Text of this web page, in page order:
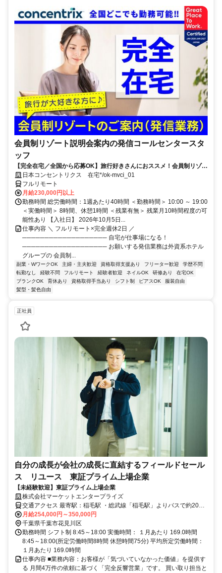
会員制リゾート説明会案内の発信コールセンタースタ
ッフ
【完全在宅／全国から応募OK】旅行好きさんにおススメ！会員制リゾー
トのご案内×テレワーク・リモートワーク◎月収34万円以上も可能！
日本コンセントリクス 在宅*/ok-mvci_01
フルリモート
月給230,000円以上
勤務時間 総労働時間：1週あたり40時間 ＜勤務時間＞ 10:00 ～ 19:00
＜実働時間＞ 8時間、休憩1時間 ＜残業有無＞ 残業月10時間程度の可
能性あり 【入社日】 2026年10月5日...
仕事内容 ＼ フルリモート×完全週休2日 ／
─────────────────── 自宅が仕事場になる！
─────────────────── お願いする発信業務は外資系ホテル
グループの 会員制...
副業・WワークOK 主婦・主夫歓迎 資格取得支援あり フリーター歓迎
学歴不問
転勤なし
経験不問 フルリモート 経験者歓迎 ネイルOK 研修あり
在宅OK
ブランクOK
育休あり 資格取得手当あり シフト制 ピアスOK
服装自由
髪型・髪色自由
正社員
自分の成長が会社の成長に直結するフィールドセール
ス リユース 東証プライム上場企業
【未経験歓迎】東証プライム上場企業
株式会社マーケットエンタープライズ
交通アクセス 最寄駅：稲毛駅 ・総武線「稲毛駅」よりバスで約20分
・武石ICより車で約10分 ※敷地内に無料の駐車場あり
月給254,000円～350,000円
千葉県千葉市花見川区
勤務時間 シフト制 8:45～18:00 実働時間： １月あたり 169.0時間
8:45～18:00(所定労働時間8時間 休憩時間75分) 平均所定労働時間：
１月あたり 169.0時間
仕事内容 ■業務内容：お客様が「気づいていなかった価値」を提供す
る 月間4万件の依頼に基づく「完全反響営業」です。 買い取り担当と